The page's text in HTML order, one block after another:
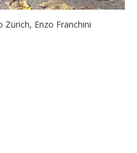
Zürich, Enzo Franchini